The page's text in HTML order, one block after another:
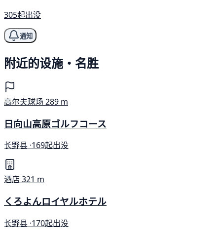
305起出没
通知
附近的设施・名胜
高尔夫球场 289 m
日向山高原ゴルフコース
长野县 ·169起出没
酒店321 m
くろよんロイヤルホテル
长野县 ·170起出没